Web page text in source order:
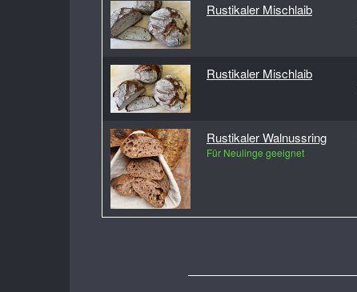
Rustikaler Mischlaib
Rustikaler Mischlaib
Rustikaler Walnussring
Für Neulinge geeignet